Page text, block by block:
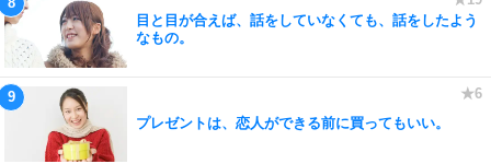
目と目が合えば、話をしていなくても、話をしたよう
なもの。
プレゼントは、恋人ができる前に買ってもいい。